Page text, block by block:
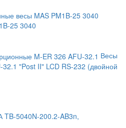
25 3040
Весы
"Post II" LCD RS-232 (двойной